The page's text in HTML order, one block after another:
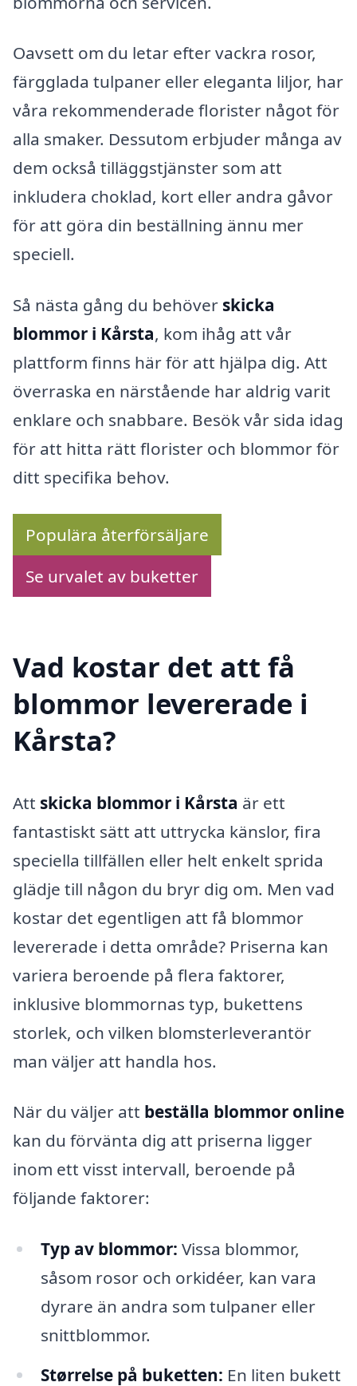
Oavsett om du letar efter vackra rosor,
färgglada tulpaner eller eleganta liljor, har
våra rekommenderade florister något för
alla smaker. Dessutom erbjuder många av
dem också tilläggstjänster som att
inkludera choklad, kort eller andra gåvor
för att göra din beställning ännu mer
speciell.
Så nästa gång du behöver skicka
blommor i Kårsta, kom ihåg att vår
plattform finns här för att hjälpa dig. Att
överraska en närstående har aldrig varit
enklare och snabbare. Besök vår sida idag
för att hitta rätt florister och blommor för
ditt specifika behov.
Populära återförsäljare
Se urvalet av buketter
Vad kostar det att få
blommor levererade i
Kårsta?
Att skicka blommor i Kårsta är ett
fantastiskt sätt att uttrycka känslor, fira
speciella tillfällen eller helt enkelt sprida
glädje till någon du bryr dig om. Men vad
kostar det egentligen att få blommor
levererade i detta område? Priserna kan
variera beroende på flera faktorer,
inklusive blommornas typ, bukettens
storlek, och vilken blomsterleverantör
man väljer att handla hos.
När du väljer att beställa blommor online
kan du förvänta dig att priserna ligger
inom ett visst intervall, beroende på
följande faktorer:
Typ av blommor: Vissa blommor,
såsom rosor och orkidéer, kan vara
dyrare än andra som tulpaner eller
snittblommor.
Størrelse på buketten: En liten bukett